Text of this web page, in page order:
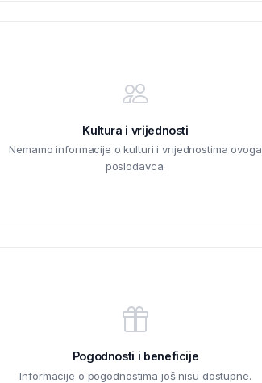
Kultura i vrijednosti
Nemamo informacije o kulturi i vrijednostima ovoga
poslodavca.
Pogodnosti i beneficije
Informacije o pogodnostima još nisu dostupne.